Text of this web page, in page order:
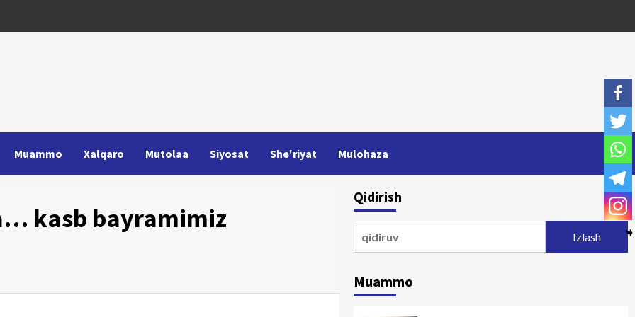
Muammo Xalqaro Mutolaa Siyosat She'riyat Mulohaza
kasb bayramimiz
Qidirish
Muammo